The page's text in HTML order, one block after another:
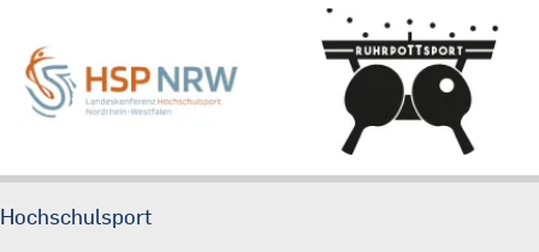
Hochschulsport